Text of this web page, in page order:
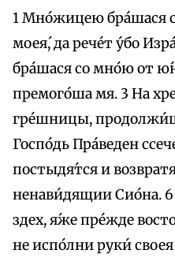
1 Мно́жицею бра́шася
моея́, да рече́т у́бо
бра́шася со мно́ю от
премого́ша мя. 3 На
гре́шницы,
Госпо́дь Пра́веден
постыдя́тся и
ненави́дящии Сио́на. 6
здех, я́же пре́жде
не испо́лни руки́